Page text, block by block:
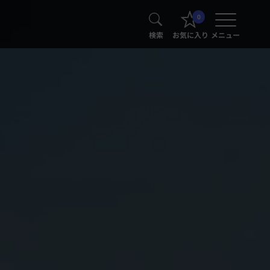
検索
0
お気に入り メニュー